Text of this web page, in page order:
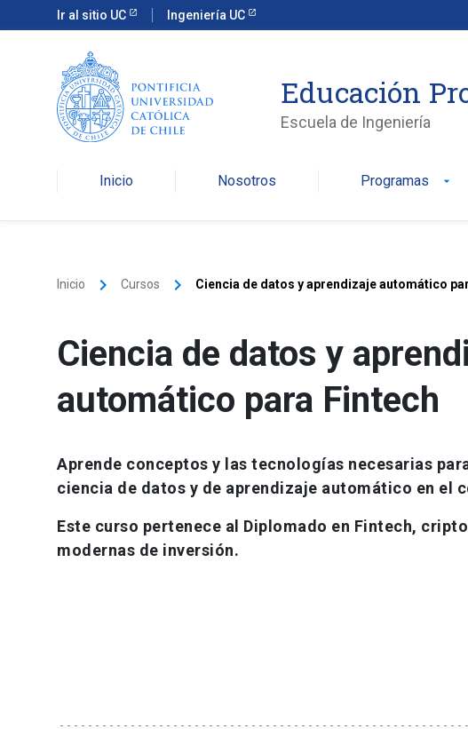
Ir al sitio UC Ingeniería UC
Educación
Escuela de Ingeniería
Inicio Nosotros Programas arrow_drop_down
Inicio keyboard_arrow_right Cursos keyboard_arrow_right Ciencia de datos y aprendizaje automático
Ciencia de datos y
automático para Fintech
Aprende conceptos y las tecnologías necesarias
ciencia de datos y de aprendizaje automático en el
Este curso pertenece al Diplomado en Fintech,
modernas de inversión.